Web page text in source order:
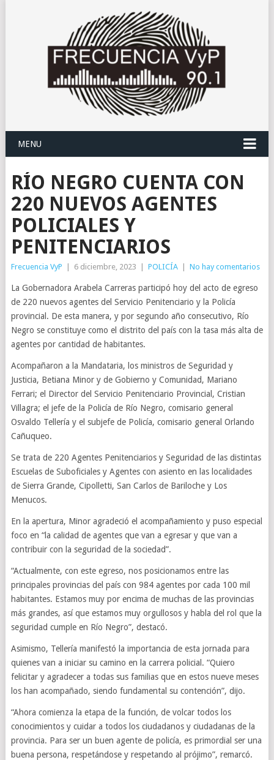
MENU
RÍO NEGRO CUENTA CON
220 NUEVOS AGENTES
POLICIALES Y
PENITENCIARIOS
Frecuencia VyP 6 diciembre, 2023 POLICÍA No hay comentarios
La Gobernadora Arabela Carreras participó hoy del acto de egreso
de 220 nuevos agentes del Servicio Penitenciario y la Policía
provincial. De esta manera, y por segundo año consecutivo, Río
Negro se constituye como el distrito del país con la tasa más alta de
agentes por cantidad de habitantes.
Acompañaron a la Mandataria, los ministros de Seguridad y
Justicia, Betiana Minor y de Gobierno y Comunidad, Mariano
Ferrari; el Director del Servicio Penitenciario Provincial, Cristian
Villagra; el jefe de la Policía de Río Negro, comisario general
Osvaldo Tellería y el subjefe de Policía, comisario general Orlando
Cañuqueo.
Se trata de 220 Agentes Penitenciarios y Seguridad de las distintas
Escuelas de Suboficiales y Agentes con asiento en las localidades
de Sierra Grande, Cipolletti, San Carlos de Bariloche y Los
Menucos.
En la apertura, Minor agradeció el acompañamiento y puso especial
foco en “la calidad de agentes que van a egresar y que van a
contribuir con la seguridad de la sociedad”.
“Actualmente, con este egreso, nos posicionamos entre las
principales provincias del país con 984 agentes por cada 100 mil
habitantes. Estamos muy por encima de muchas de las provincias
más grandes, así que estamos muy orgullosos y habla del rol que la
seguridad cumple en Río Negro”, destacó.
Asimismo, Tellería manifestó la importancia de esta jornada para
quienes van a iniciar su camino en la carrera policial. “Quiero
felicitar y agradecer a todas sus familias que en estos nueve meses
los han acompañado, siendo fundamental su contención”, dijo.
“Ahora comienza la etapa de la función, de volcar todos los
conocimientos y cuidar a todos los ciudadanos y ciudadanas de la
provincia. Para ser un buen agente de policía, es primordial ser una
buena persona, respetándose y respetando al prójimo”, remarcó.